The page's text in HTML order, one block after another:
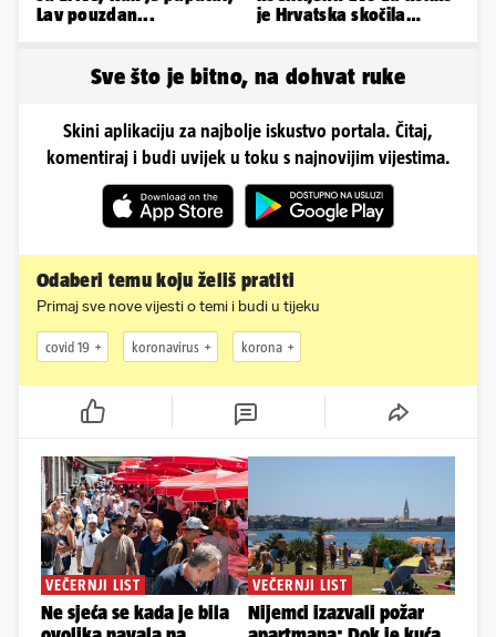
Lav pouzdan...
je Hrvatska skočila
Sve što je bitno, na dohvat ruke
Skini aplikaciju za najbolje iskustvo portala. Čitaj,
komentiraj i budi uvijek u toku s najnovijim vijestima.
Odaberi temu koju želiš pratiti
Primaj sve nove vijesti o temi i budi u tijeku
covid 19 koronavirus korona